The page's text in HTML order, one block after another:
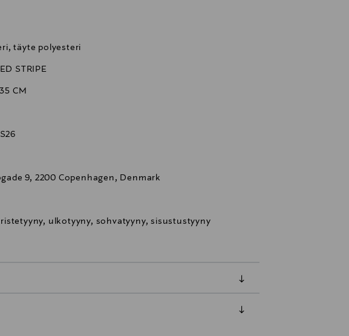
täyte polyesteri
STRIPE
CM
9, 2200 Copenhagen, Denmark
ulkotyyny, sohvatyyny, sisustustyyny